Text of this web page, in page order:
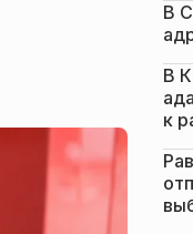
В
В
к